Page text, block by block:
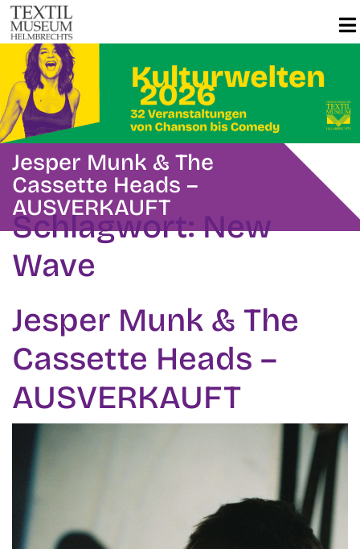
Jesper Munk & The
Cassette Heads –
AUSVERKAUFT
Schlagwort:New
Wave
Jesper Munk & The
Cassette Heads –
AUSVERKAUFT